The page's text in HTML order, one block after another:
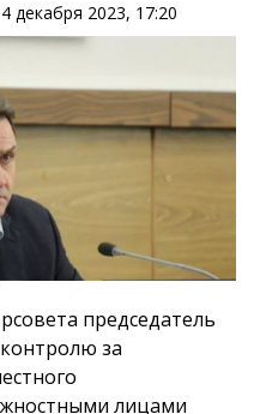
декабря 2023, 17:20
председатель
за
лицами